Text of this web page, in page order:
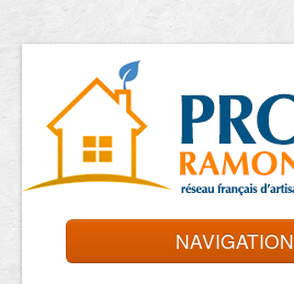
NAVIGATION